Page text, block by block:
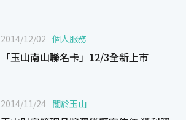
2014/12/02 個人服務
「玉山南山聯名卡」12/3全新上巿
2014/11/24 關於玉山